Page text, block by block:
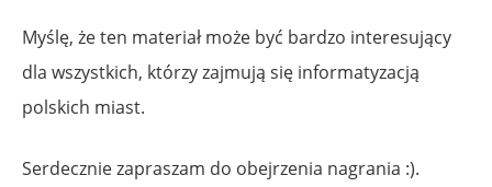
Myślę, że ten materiał może być bardzo interesujący
dla wszystkich, którzy zajmują się informatyzacją
polskich miast.
Serdecznie zapraszam do obejrzenia nagrania :).